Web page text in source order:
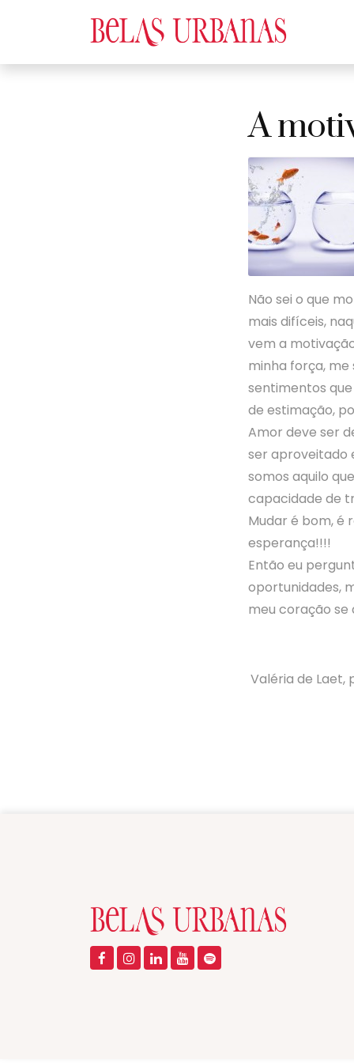
A
Não sei o que
mais difíceis,
vem a
minha força,
sentimentos
de estimação,
Amor deve ser
ser aproveitado
somos aquilo
capacidade de
Mudar é bom, é
esperança!!!!
Então eu
oportunidades,
meu coração
Valéria de Laet,